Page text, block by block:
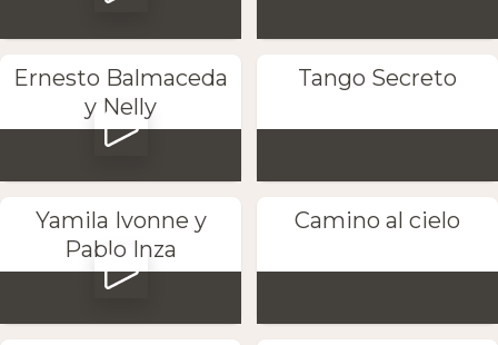
Ernesto Balmaceda
y Nelly
Tango Secreto
Yamila Ivonne y
Pablo Inza
Camino al cielo